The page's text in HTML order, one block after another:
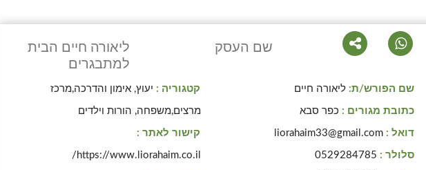
שם העסק
ליאורה חיים הבית
למתבגרים
שם הפורש/ת: ליאורה חיים
כתובת מגורים : כפר סבא
דואל : liorahaim33@gmail.com
סלולר : 0529284785
קטגוריה : יעוץ, אימון והדרכה,מרכז
מרצים,משפחה, הורות וילדים
קישור לאתר :
https://www.liorahaim.co.il/